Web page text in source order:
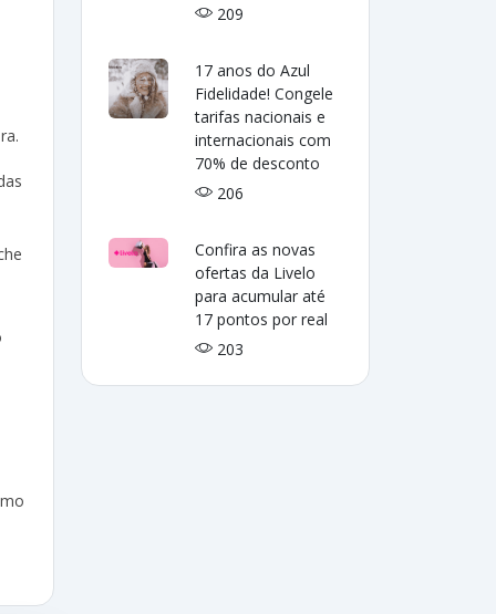
209
17 anos do Azul
Fidelidade! Congele
tarifas nacionais e
internacionais com
70% de desconto
206
Confira as novas
ofertas da Livelo
para acumular até
17 pontos por real
203